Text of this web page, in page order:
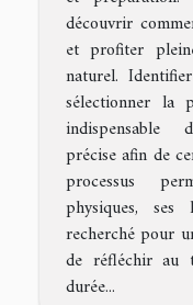
découvrir
et profiter
naturel.
sélectionner la
indispensable
précise afin de
processus
physiques,
recherché pour
de réfléchir au
durée...